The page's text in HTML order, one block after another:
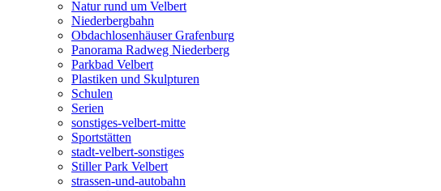
Natur rund um Velbert
Niederbergbahn
Obdachlosenhäuser Grafenburg
Panorama Radweg Niederberg
Parkbad Velbert
Plastiken und Skulpturen
Schulen
Serien
sonstiges-velbert-mitte
Sportstätten
stadt-velbert-sonstiges
Stiller Park Velbert
strassen-und-autobahn